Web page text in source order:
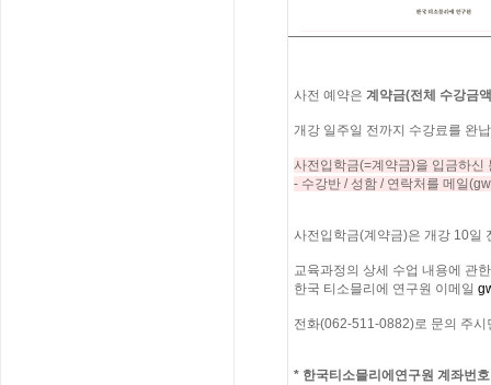
사전 예약은 계약금(전체 수강금
개강 일주일 전까지 수강료를 완
사전입학금(=계약금)을 입금하신
- 수강반 / 성함 / 연락처를 메일
사전입학금(계약금)은 개강 10일
교육과정의 상세 수업 내용에 관한
한국 티소믈리에 연구원 이메일
전화(062-511-0882)로 문의 주시
* 한국티소믈리에연구원 계좌번호